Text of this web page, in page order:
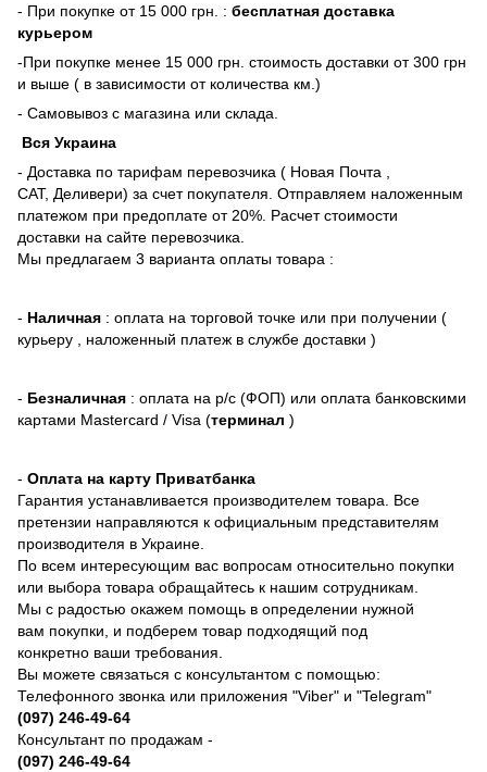
- При покупке от 15 000 грн. : бесплатная доставка
курьером
-При покупке менее 15 000 грн. стоимость доставки от 300 грн
и выше ( в зависимости от количества км.)
- Самовывоз с магазина или склада.
Вся Украина
- Доставка по тарифам перевозчика ( Новая Почта ,
САТ, Деливери) за счет покупателя. Отправляем наложенным
платежом при предоплате от 20%. Расчет стоимости
доставки на сайте перевозчика.
Мы предлагаем 3 варианта оплаты товара :
- Наличная : оплата на торговой точке или при получении (
курьеру , наложенный платеж в службе доставки )
- Безналичная : оплата на р/с (ФОП) или оплата банковскими
картами Mastercard / Visa (терминал )
- Оплата на карту Приватбанка
Гарантия устанавливается производителем товара. Все
претензии направляются к официальным представителям
производителя в Украине.
По всем интересующим вас вопросам относительно покупки
или выбора товара обращайтесь к нашим сотрудникам.
Мы с радостью окажем помощь в определении нужной
вам покупки, и подберем товар подходящий под
конкретно ваши требования.
Вы можете связаться с консультантом с помощью:
Телефонного звонка или приложения "Viber" и "Telegram"
(097) 246-49-64
Консультант по продажам -
(097) 246-49-64